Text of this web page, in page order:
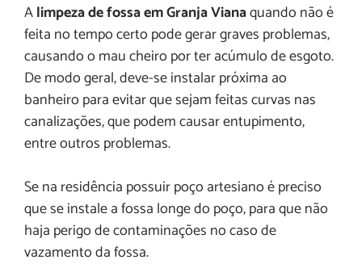
Alimpeza de fossa em Granja Vianaquando não é
feita no tempo certo pode gerar graves problemas,
causando o mau cheiro por ter acúmulo de esgoto.
De modo geral, deve-se instalar próxima ao
banheiro para evitar que sejam feitas curvas nas
canalizações, que podem causar entupimento,
entre outros problemas.
Se na residência possuir poço artesiano é preciso
que se instale a fossa longe do poço, para que não
haja perigo de contaminações no caso de
vazamento da fossa.